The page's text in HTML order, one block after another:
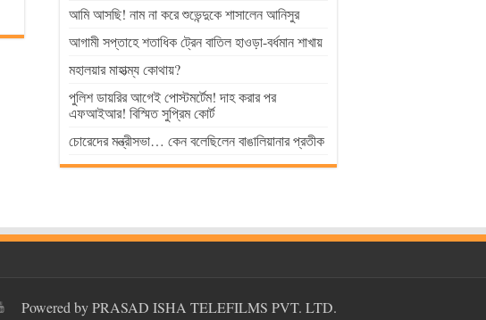
আমি আসছি! নাম না করে শুভেন্দুকে শাসালেন আনিসুর
আগামী সপ্তাহে শতাধিক ট্রেন বাতিল হাওড়া-বর্ধমান শাখায়
মহালয়ার মাহাত্ম্য কোথায়?
পুলিশ ডায়রির আগেই পোস্টমর্টেম! দাহ করার পর
এফআইআর! বিস্মিত সুপ্রিম কোর্ট
চোরেদের মন্ত্রীসভা… কেন বলেছিলেন বাঙালিয়ানার প্রতীক
Powered by PRASAD ISHA TELEFILMS PVT. LTD.